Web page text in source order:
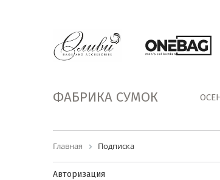
ФАБРИКА СУМОК
Главная Подписка
Авторизация